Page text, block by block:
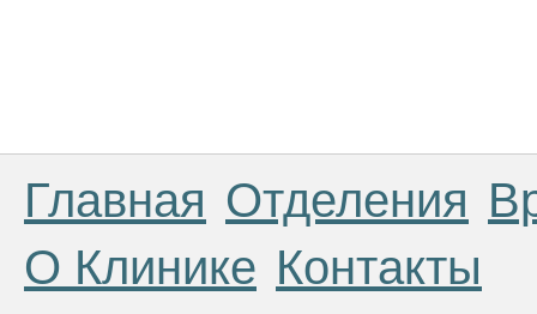
Главная Отделения
О Клинике Контакты